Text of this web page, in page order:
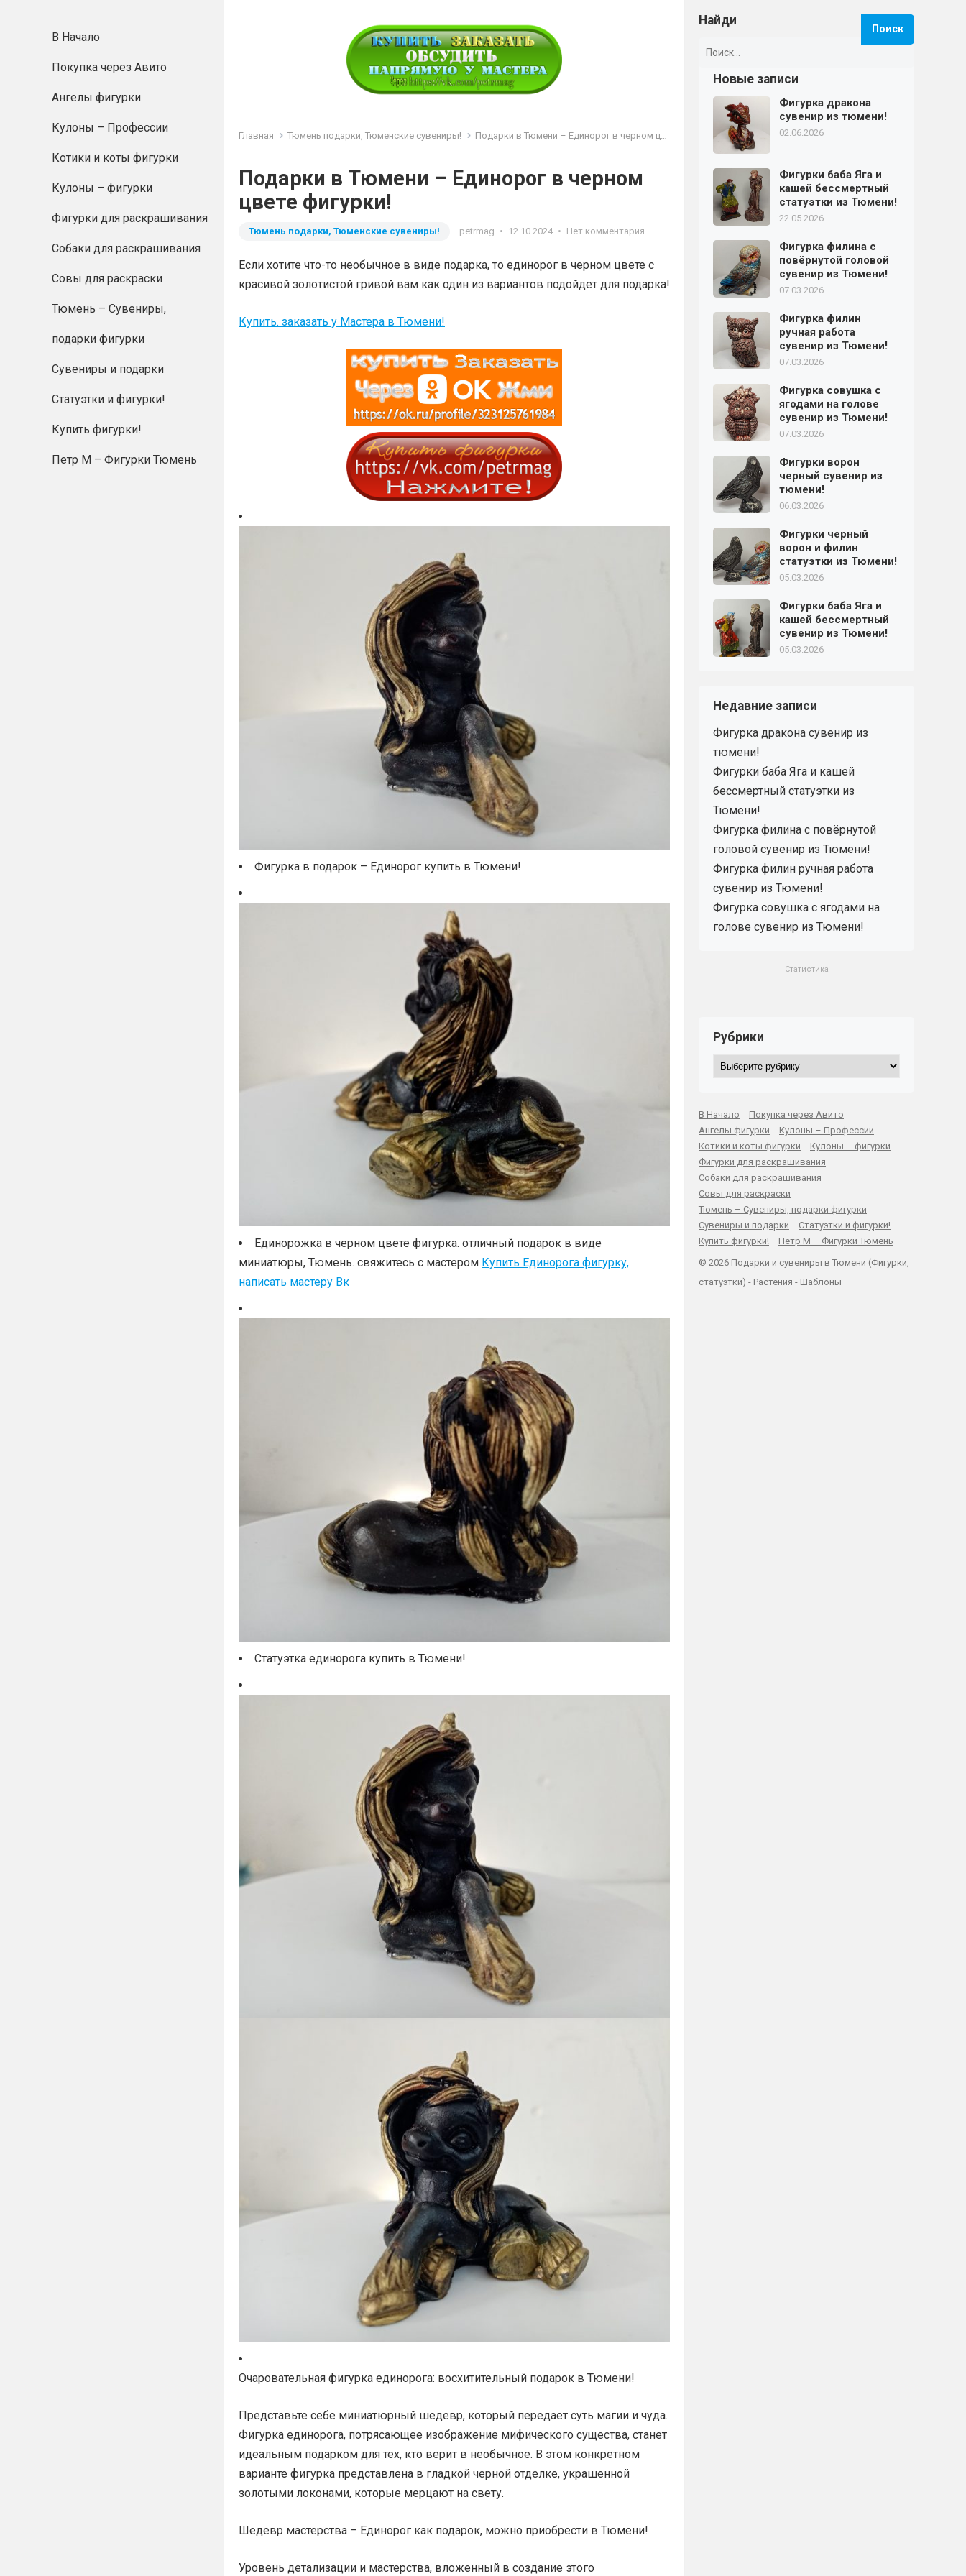
В Начало
Покупка через Авито
Ангелы фигурки
Кулоны – Профессии
Котики и коты фигурки
Кулоны – фигурки
Фигурки для раскрашивания
Собаки для раскрашивания
Совы для раскраски
Тюмень – Сувениры,
подарки фигурки
Сувениры и подарки
Статуэтки и фигурки!
Купить фигурки!
Петр М – Фигурки Тюмень
Главная Тюмень подарки, Тюменские сувениры! Подарки в Тюмени – Единорог в черном цвете фигурки!
Подарки в Тюмени – Единорог в черном
цвете фигурки!
Тюмень подарки, Тюменские сувениры! petrmag • 12.10.2024 • Нет комментария
Если хотите что-то необычное в виде подарка, то единорог в черном цвете с
красивой золотистой гривой вам как один из вариантов подойдет для подарка!
Купить. заказать у Мастера в Тюмени!
Фигурка в подарок – Единорог купить в Тюмени!
Единорожка в черном цвете фигурка. отличный подарок в виде
миниатюры, Тюмень. свяжитесь с мастером Купить Единорога фигурку,
написать мастеру Вк
Статуэтка единорога купить в Тюмени!
Очаровательная фигурка единорога: восхитительный подарок в Тюмени!
Представьте себе миниатюрный шедевр, который передает суть магии и чуда.
Фигурка единорога, потрясающее изображение мифического существа, станет
идеальным подарком для тех, кто верит в необычное. В этом конкретном
варианте фигурка представлена ​​в гладкой черной отделке, украшенной
золотыми локонами, которые мерцают на свету.
Шедевр мастерства – Единорог как подарок, можно приобрести в Тюмени!
Уровень детализации и мастерства, вложенный в создание этого
Найди
Новые записи
Фигурка дракона
сувенир из тюмени!
02.06.2026
Фигурки баба Яга и
кашей бессмертный
статуэтки из Тюмени!
22.05.2026
Фигурка филина с
повёрнутой головой
сувенир из Тюмени!
07.03.2026
Фигурка филин
ручная работа
сувенир из Тюмени!
07.03.2026
Фигурка совушка с
ягодами на голове
сувенир из Тюмени!
07.03.2026
Фигурки ворон
черный сувенир из
тюмени!
06.03.2026
Фигурки черный
ворон и филин
статуэтки из Тюмени!
05.03.2026
Фигурки баба Яга и
кашей бессмертный
сувенир из Тюмени!
05.03.2026
Недавние записи
Фигурка дракона сувенир из
тюмени!
Фигурки баба Яга и кашей
бессмертный статуэтки из
Тюмени!
Фигурка филина с повёрнутой
головой сувенир из Тюмени!
Фигурка филин ручная работа
сувенир из Тюмени!
Фигурка совушка с ягодами на
голове сувенир из Тюмени!
Статистика
Рубрики
Рубрики
В Начало
Покупка через Авито
Ангелы фигурки
Кулоны – Профессии
Котики и коты фигурки
Кулоны – фигурки
Фигурки для раскрашивания
Собаки для раскрашивания
Совы для раскраски
Тюмень – Сувениры, подарки фигурки
Сувениры и подарки
Статуэтки и фигурки!
Купить фигурки!
Петр М – Фигурки Тюмень
© 2026 Подарки и сувениры в Тюмени (Фигурки,
статуэтки) - Растения - Шаблоны